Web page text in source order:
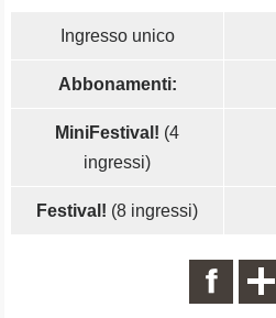
Ingresso unico
Abbonamenti:
MiniFestival! (4
ingressi)
Festival! (8 ingressi)